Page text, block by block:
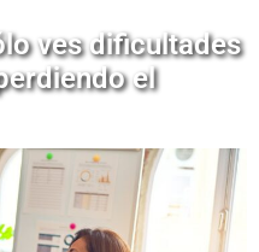
ves dificultades
el